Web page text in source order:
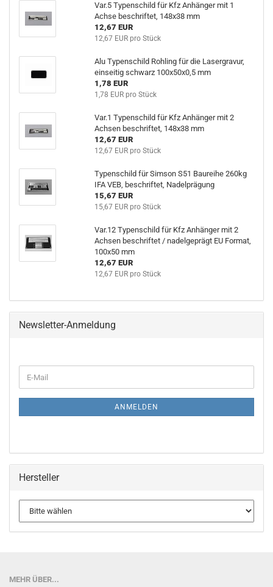
Var.5 Typenschild für Kfz Anhänger mit 1
Achse beschriftet, 148x38 mm
12,67 EUR
12,67 EUR pro Stück
Alu Typenschild Rohling für die Lasergravur,
einseitig schwarz 100x50x0,5 mm
1,78 EUR
1,78 EUR pro Stück
Var.1 Typenschild für Kfz Anhänger mit 2
Achsen beschriftet, 148x38 mm
12,67 EUR
12,67 EUR pro Stück
Typenschild für Simson S51 Baureihe 260kg
IFA VEB, beschriftet, Nadelprägung
15,67 EUR
15,67 EUR pro Stück
Var.12 Typenschild für Kfz Anhänger mit 2
Achsen beschriftet / nadelgeprägt EU Format,
100x50 mm
12,67 EUR
12,67 EUR pro Stück
Newsletter-Anmeldung
ZUR
E-
Mail
ANMELDEN
Hersteller
MEHR ÜBER...